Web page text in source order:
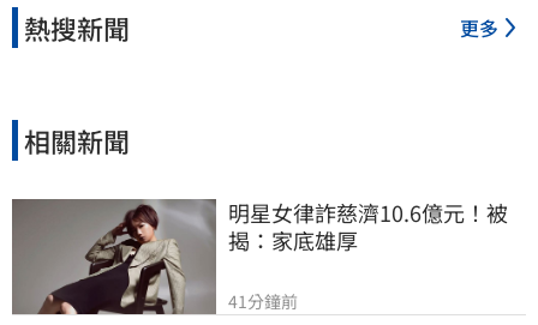
熱搜新聞 更多
相關新聞
明星女律詐慈濟10.6億元！被
揭：家底雄厚
41分鐘前